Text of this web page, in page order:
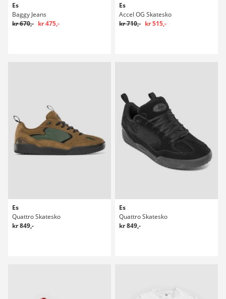
Es
Baggy Jeans
kr 670,- kr 475,-
Es
Accel OG Skatesko
kr 710,- kr 515,-
Es
Quattro Skatesko
kr 849,-
Es
Quattro Skatesko
kr 849,-